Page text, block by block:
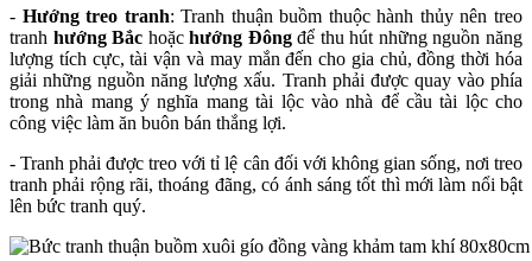
- Hướng treo tranh: Tranh thuận buồm thuộc hành thủy nên treo
tranh hướng Bắc hoặchướng Đôngđể thu hút những nguồn năng
lượng tích cực, tài vận và may mắn đến cho gia chủ, đồng thời hóa
giải những nguồn năng lượng xấu. Tranh phải được quay vào phía
trong nhà mang ý nghĩa mang tài lộc vào nhà để cầu tài lộc cho
công việc làm ăn buôn bán thắng lợi.
- Tranh phải được treo với tỉ lệ cân đối với không gian sống, nơi treo
tranh phải rộng rãi, thoáng đãng, có ánh sáng tốt thì mới làm nổi bật
lên bức tranh quý.